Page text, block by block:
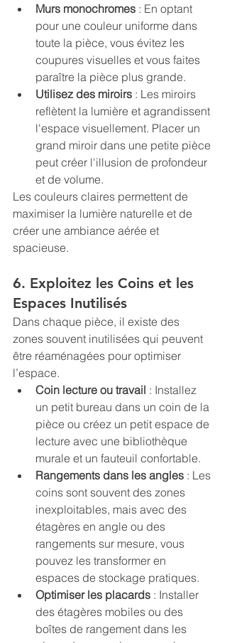
Murs monochromes : En optant
pour une couleur uniforme dans
toute la pièce, vous évitez les
coupures visuelles et vous faites
paraître la pièce plus grande.
Utilisez des miroirs : Les miroirs
reflètent la lumière et agrandissent
l'espace visuellement. Placer un
grand miroir dans une petite pièce
peut créer l'illusion de profondeur
et de volume.
Les couleurs claires permettent de
maximiser la lumière naturelle et de
créer une ambiance aérée et
spacieuse.
6. Exploitez les Coins et les
Espaces Inutilisés
Dans chaque pièce, il existe des
zones souvent inutilisées qui peuvent
être réaménagées pour optimiser
l’espace.
Coin lecture ou travail : Installez
un petit bureau dans un coin de la
pièce ou créez un petit espace de
lecture avec une bibliothèque
murale et un fauteuil confortable.
Rangements dans les angles : Les
coins sont souvent des zones
inexploitables, mais avec des
étagères en angle ou des
rangements sur mesure, vous
pouvez les transformer en
espaces de stockage pratiques.
Optimiser les placards : Installer
des étagères mobiles ou des
boîtes de rangement dans les